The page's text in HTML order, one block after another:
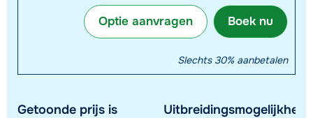
Boek nu
Optie aanvragen
Slechts 30% aanbetalen
Getoonde prijs is